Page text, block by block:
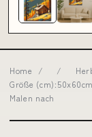
Home / /
Größe
Malen nach